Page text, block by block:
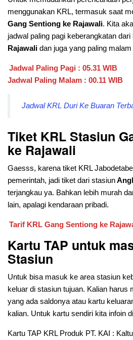
menggunakan KRL, termasuk saat
Gang Sentiong ke Rajawali. Kita
jadwal paling pagi keberangkatan dari
Rajawali dan juga yang paling malam
Jadwal Paling Pagi : 05.31 WIB
Jadwal Paling Malam : 00.11 WIB
Jadwal KRL Duri Ke Buaran
Tiket KRL Stasiun
ke Rajawali
Gaesss, karena tiket KRL
pemerintah, jadi tiket dari stasiun
terjangkau ya. Bahkan lebih murah
lain, apalagi kendaraan pribadi.
Tarif KRL Gang Sentiong ke
Kartu TAP untuk
Stasiun
Untuk bisa masuk ke area stasiun
keluar di stasiun tujuan. Kalian harus
yang ada saldonya atau kartu
kalian. Untuk kartu sendiri kita infoin
Kartu TAP KRL Produk PT. KAI :